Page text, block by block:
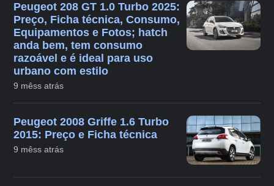
Peugeot 208 GT 1.0 Turbo 2025:
Preço, Ficha técnica, Consumo,
Equipamentos e Fotos; hatch
anda bem, tem consumo
razoável e é ideal para uso
urbano com estilo
9 mêss atrás
Peugeot 2008 Griffe 1.6 Turbo
2015: Preço e Ficha técnica
9 mêss atrás